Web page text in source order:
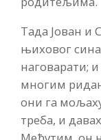
Тада Јован и
њиховог
наговарати;
многим
они га
треба, и